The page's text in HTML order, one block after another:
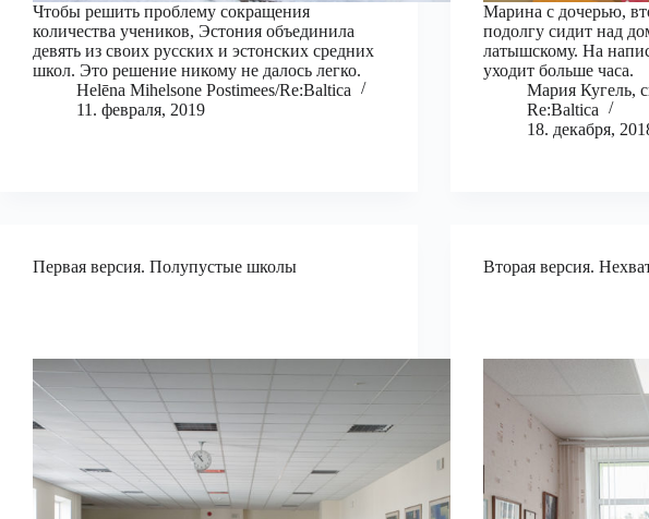
Чтобы решить проблему сокращения
количества учеников, Эстония объединила
девять из своих русских и эстонских средних
школ. Это решение никому не далось легко.
Helēna Mihelsone Postimees/Re:Baltica
11. февраля, 2019
Марина с дочерью,
подолгу сидит над
латышскому. На
уходит больше часа.
Мария Кугель,
Re:Baltica
18. декабря,
Первая версия. Полупустые школы Вторая версия.